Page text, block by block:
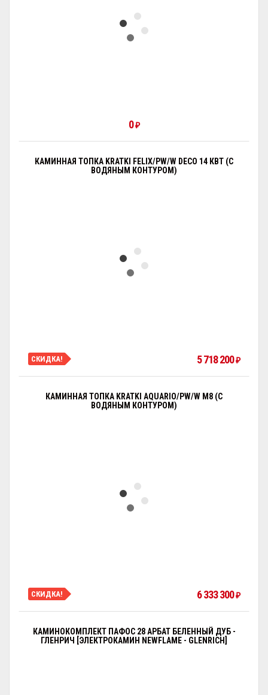
0 ₽
КАМИННАЯ ТОПКА KRATKI FELIX/PW/W DECO 14 КВТ (С
ВОДЯНЫМ КОНТУРОМ)
СКИДКА! 5 718 200 ₽
КАМИННАЯ ТОПКА KRATKI AQUARIO/PW/W М8 (С
ВОДЯНЫМ КОНТУРОМ)
СКИДКА! 6 333 300 ₽
КАМИНОКОМПЛЕКТ ПАФОС 28 АРБАТ БЕЛЕННЫЙ ДУБ -
ГЛЕНРИЧ [ЭЛЕКТРОКАМИН NEWFLAME - GLENRICH]